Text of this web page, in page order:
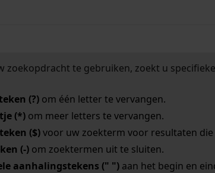
zoekopdracht te gebruiken, zoekt u
(?)om één letter te vervangen.
(*)om meer letters te vervangen.
($)voor uw zoekterm voor resultaten die
(-)om zoektermen uit te sluiten.
aanhalingstekens (" ")aan het begin en